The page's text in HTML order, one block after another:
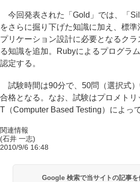
今回発表された「Gold」では、「
をさらに掘り下げた知識に加え、標
プリケーション設計に必要となるク
る知識を追加。Rubyによるプログラ
認定する。
試験時間は90分で、50問（選択式
合格となる。なお、試験はプロメト
T（Computer Based Testing）によっ
関連情報
(石井 一志)
2010/9/6 16:48
Google 検索で当サイトの記事を